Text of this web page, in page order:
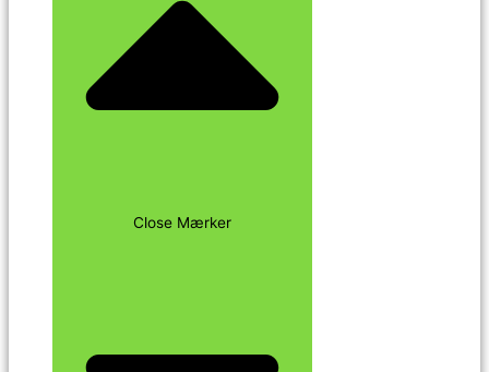
Close Mærker